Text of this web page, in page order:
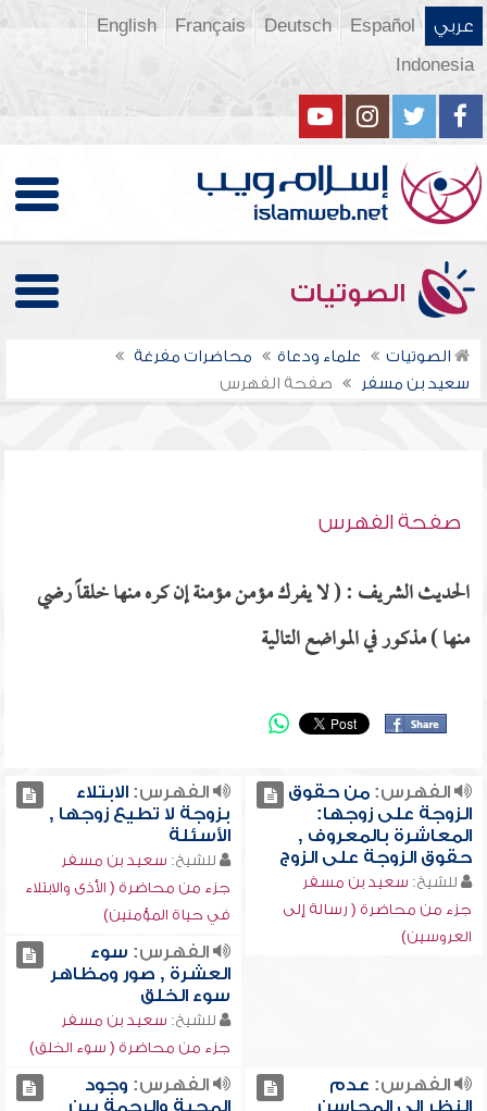
عربي Español
Deutsch
Français
English
Indonesia
الصوتيات
الصوتيات علماء ودعاة
محاضرات مفرغة
سعيد بن مسفر
صفحة الفهرس
صفحة الفهرس
الحديث الشريف : ( لا يفرك مؤمن مؤمنة إن كره منها خلقاً رضي
منها ) مذكور في المواضع التالية
الفهرس:من حقوق
الزوجة على زوجها:
المعاشرة بالمعروف ,
حقوق الزوجة على الزوج
للشيخ: سعيد بن مسفر
جزء من محاضرة ( رسالة إلى
العروسين)
الفهرس:الابتلاء
بزوجة لا تطيع زوجها ,
الأسئلة
للشيخ: سعيد بن مسفر
جزء من محاضرة ( الأذى والابتلاء
في حياة المؤمنين)
الفهرس: سوء
العشرة , صور ومظاهر
سوء الخلق
للشيخ: سعيد بن مسفر
جزء من محاضرة ( سوء الخلق)
الفهرس: عدم
النظر إلى المحاسن
الفهرس: وجود
المحبة والرحمة بين